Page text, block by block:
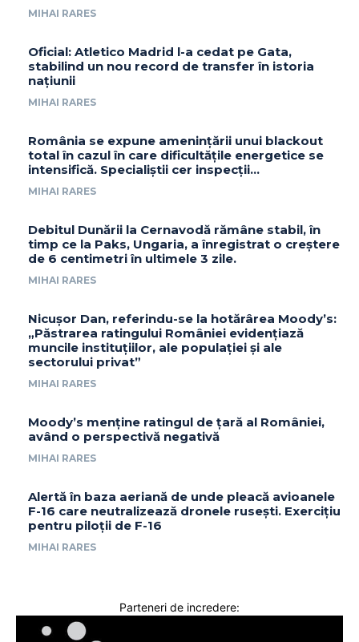
MIHAI RARES
Oficial: Atletico Madrid l-a cedat pe Gata,
stabilind un nou record de transfer în istoria
națiunii
MIHAI RARES
România se expune amenințării unui blackout
total în cazul în care dificultățile energetice se
intensifică. Specialiștii cer inspecții…
MIHAI RARES
Debitul Dunării la Cernavodă rămâne stabil, în
timp ce la Paks, Ungaria, a înregistrat o creștere
de 6 centimetri în ultimele 3 zile.
MIHAI RARES
Nicușor Dan, referindu-se la hotărârea Moody’s:
„Păstrarea ratingului României evidențiază
muncile instituțiilor, ale populației și ale
sectorului privat”
MIHAI RARES
Moody’s menține ratingul de țară al României,
având o perspectivă negativă
MIHAI RARES
Alertă în baza aeriană de unde pleacă avioanele
F-16 care neutralizează dronele rusești. Exercițiu
pentru piloții de F-16
MIHAI RARES
Parteneri de incredere: